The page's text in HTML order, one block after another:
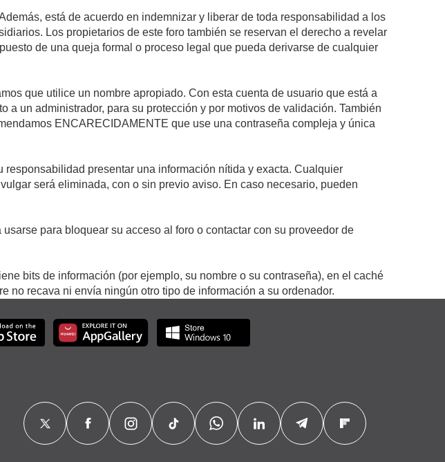
está de acuerdo en indemnizar y liberar de toda responsabilidad a los
Los propietarios de este foro también se reservan el derecho a revelar
de una queja formal o proceso legal que pueda derivarse de cualquier
que utilice un nombre apropiado. Con esta cuenta de usuario que está a
a un administrador, para su protección y por motivos de validación. También
ENCARECIDAMENTE que use una contraseña compleja y única
presentar una información nítida y exacta. Cualquier
será eliminada, con o sin previo aviso. En caso necesario, pueden
para bloquear su acceso al foro o contactar con su proveedor de
bits de información (por ejemplo, su nombre o su contraseña), en el caché
no recava ni envía ningún otro tipo de información a su ordenador.